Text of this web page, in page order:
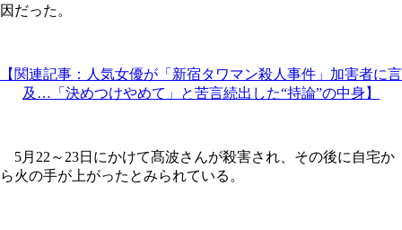
因だった。
【関連記事：人気女優が「新宿タワマン殺人事件」加害者に言
及…「決めつけやめて」と苦言続出した“持論”の中身】
5月22～23日にかけて髙波さんが殺害され、その後に自宅か
ら火の手が上がったとみられている。